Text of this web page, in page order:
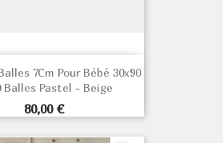
7Cm Pour Bébé 30x90
Balles Pastel - Beige
Prix
80,00 €